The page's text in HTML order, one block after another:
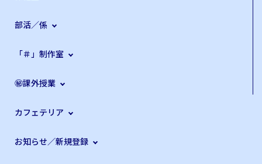
部活／係
「＃」制作室
㊙課外授業
カフェテリア
お知らせ／新規登録